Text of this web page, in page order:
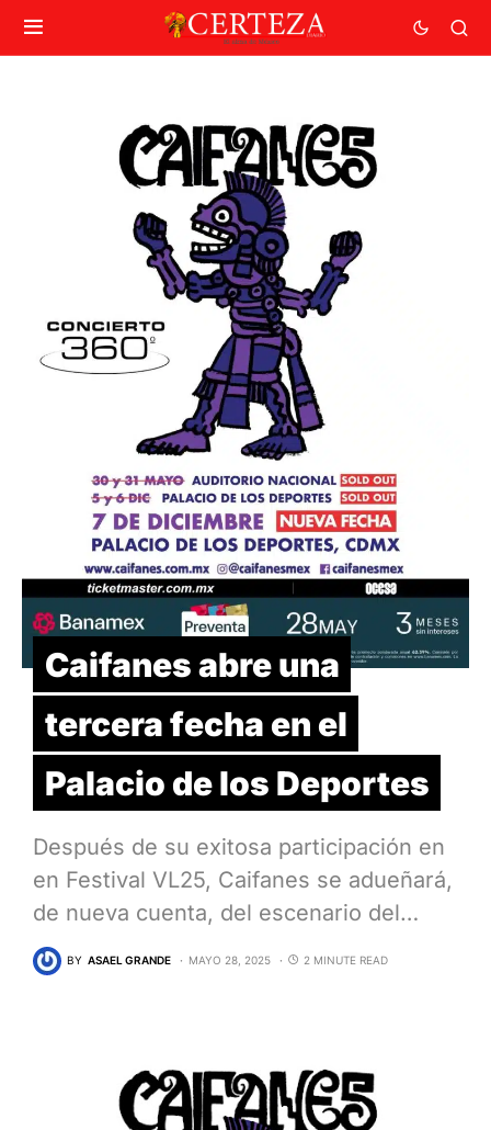
Caifanes abre una
tercera fecha en el
Palacio de los Deportes
Después de su exitosa participación en
en Festival VL25, Caifanes se adueñará,
de nueva cuenta, del escenario del…
BY ASAEL GRANDE MAYO 28, 2025 2 MINUTE READ